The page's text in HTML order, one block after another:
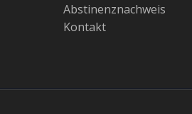
Abstinenznachweis
Kontakt